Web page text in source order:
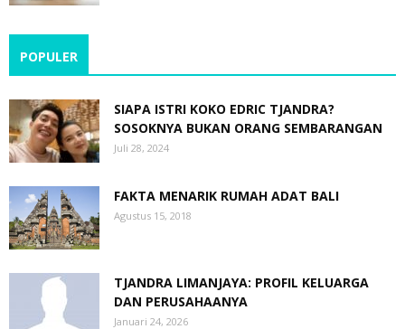
POPULER
SIAPA ISTRI KOKO EDRIC TJANDRA?
SOSOKNYA BUKAN ORANG SEMBARANGAN
Juli 28, 2024
FAKTA MENARIK RUMAH ADAT BALI
Agustus 15, 2018
TJANDRA LIMANJAYA: PROFIL KELUARGA
DAN PERUSAHAANYA
Januari 24, 2026